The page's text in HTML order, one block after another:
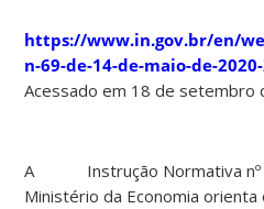
https://www.in.gov.br/en/
n-69-de-14-de-maio-de-
Acessado em 18 de setembro
A Instrução Normativa nº
Ministério da Economia